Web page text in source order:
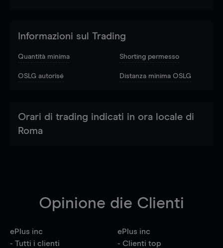
Informazioni sul Trading
Quantità minima Shorting permesso
OSLG autorisé Distanza minima OSLG
Orari di trading indicati in ora locale di
Roma
Opinione die Clienti
ePlus inc
- Tutti i clienti
ePlus inc
- Clienti top